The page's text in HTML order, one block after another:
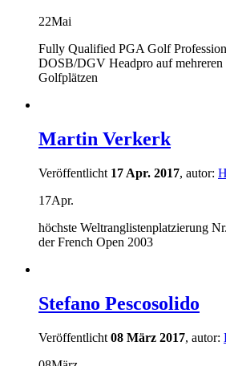
22Mai
Fully Qualified PGA Golf
DOSB/DGV Headpro auf mehreren
Golfplätzen
Martin Verkerk
Veröffentlicht 17 Apr. 2017, autor:
17Apr.
höchste Weltranglistenplatzierung
der French Open 2003
Stefano Pescosolido
Veröffentlicht 08 März 2017, autor: